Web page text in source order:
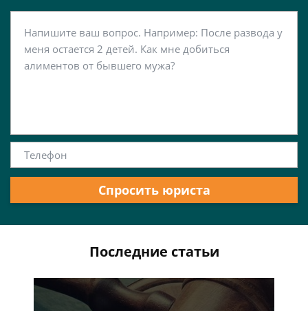
Спросить юриста
Последние статьи